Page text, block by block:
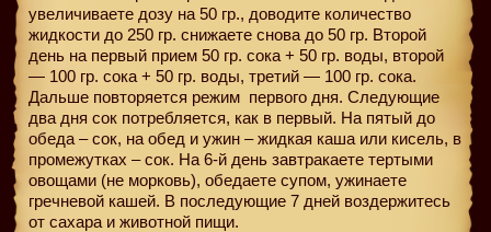
увеличиваете дозу на 50 гр., доводите количество
жидкости до 250 гр. снижаете снова до 50 гр. Второй
день на первый прием 50 гр. сока + 50 гр. воды, второй
— 100 гр. сока + 50 гр. воды, третий — 100 гр. сока.
Дальше повторяется режим первого дня. Следующие
два дня сок потребляется, как в первый. На пятый до
обеда – сок, на обед и ужин – жидкая каша или кисель, в
промежутках – сок. На 6-й день завтракаете тертыми
овощами (не морковь), обедаете супом, ужинаете
гречневой кашей. В последующие 7 дней воздержитесь
от сахара и животной пищи.